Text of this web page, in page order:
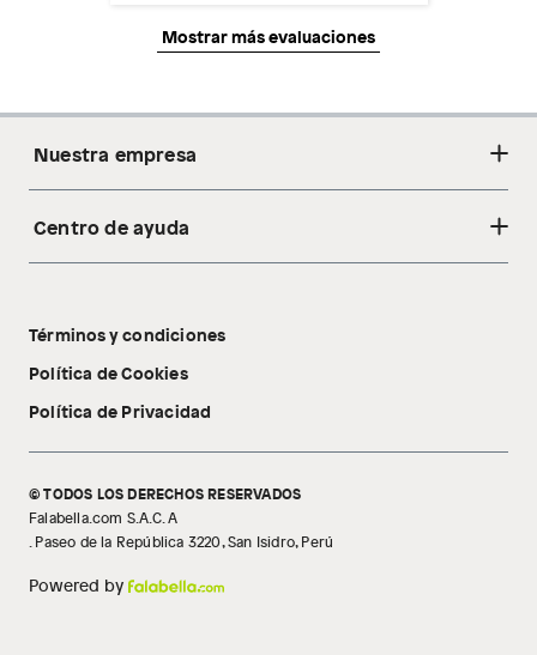
Mostrar más evaluaciones
Nuestra empresa
Acerca de nosotros
Tecnología Pillow Walk
Centro de ayuda
Libro de reclamaciones
Términos y condiciones
Política de Cookies
Política de Privacidad
© TODOS LOS DERECHOS RESERVADOS
Falabella.com S.A.C. A
. Paseo de la República 3220, San Isidro, Perú
Powered by